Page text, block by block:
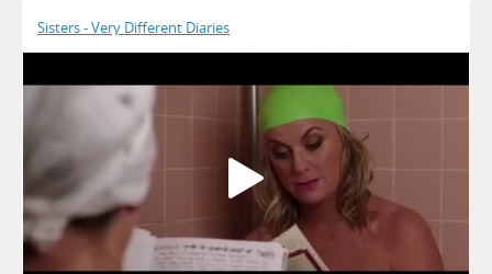
Sisters - Very Different Diaries